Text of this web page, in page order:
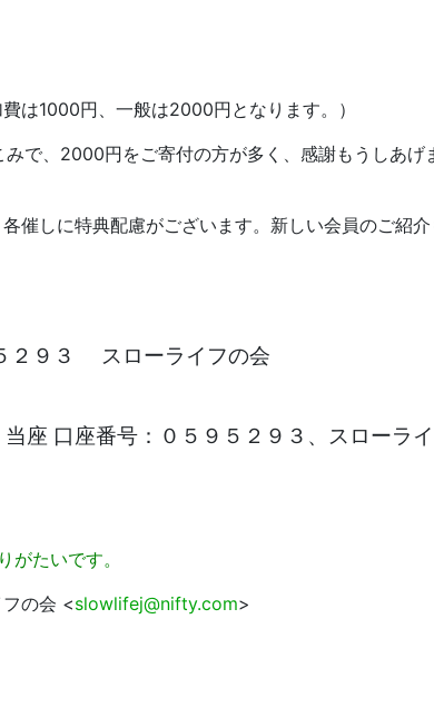
は1000円、一般は2000円となります。）
、2000円をご寄付の方が多く、感謝もうしあげ
催しに特典配慮がございます。新しい会員のご紹介
２９３ スローライフの会
座 口座番号：０５９５２９３、スローラ
たいです。
の会 <slowlifej@nifty.com>